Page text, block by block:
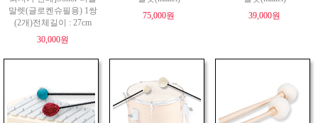
말렛(글로켄슈필용) 1쌍
(2개)전체길이 : 27cm
30,000원
75,000원
39,000원